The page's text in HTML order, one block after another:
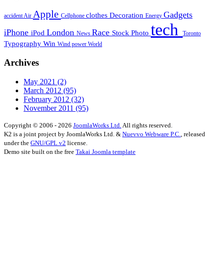
accidentAir Apple Cellphone clothes Decoration Energy Gadgets
iPhone iPod London News Race Stock Photo tech Toronto
Typography Win Wind power World
Archives
May 2021 (2)
March 2012 (95)
February 2012 (32)
November 2011 (95)
Copyright © 2006 - 2026 JoomlaWorks Ltd. All rights reserved.
K2 is a joint project by JoomlaWorks Ltd. & Nuevvo Webware P.C.
, released
under the GNU/GPL v2 license.
Demo site built on the free Takai Joomla template